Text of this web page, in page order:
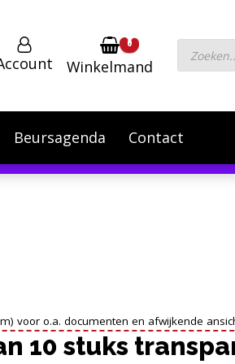
te verhogen.Negeren
0
Winkelmand
Producten
Beursagenda
Contact
voor o.a. documenten en afwijkende
10 stuks